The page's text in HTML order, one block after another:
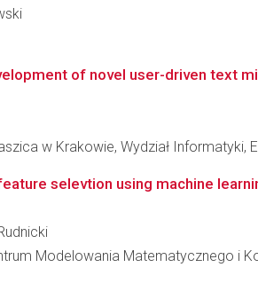
of novel user-driven text
w Krakowie, Wydział Informatyki,
selevtion using machine
Modelowania Matematycznego i